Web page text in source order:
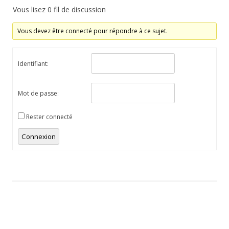
Vous lisez 0 fil de discussion
Vous devez être connecté pour répondre à ce sujet.
Identifiant:
Mot de passe:
Rester connecté
Connexion